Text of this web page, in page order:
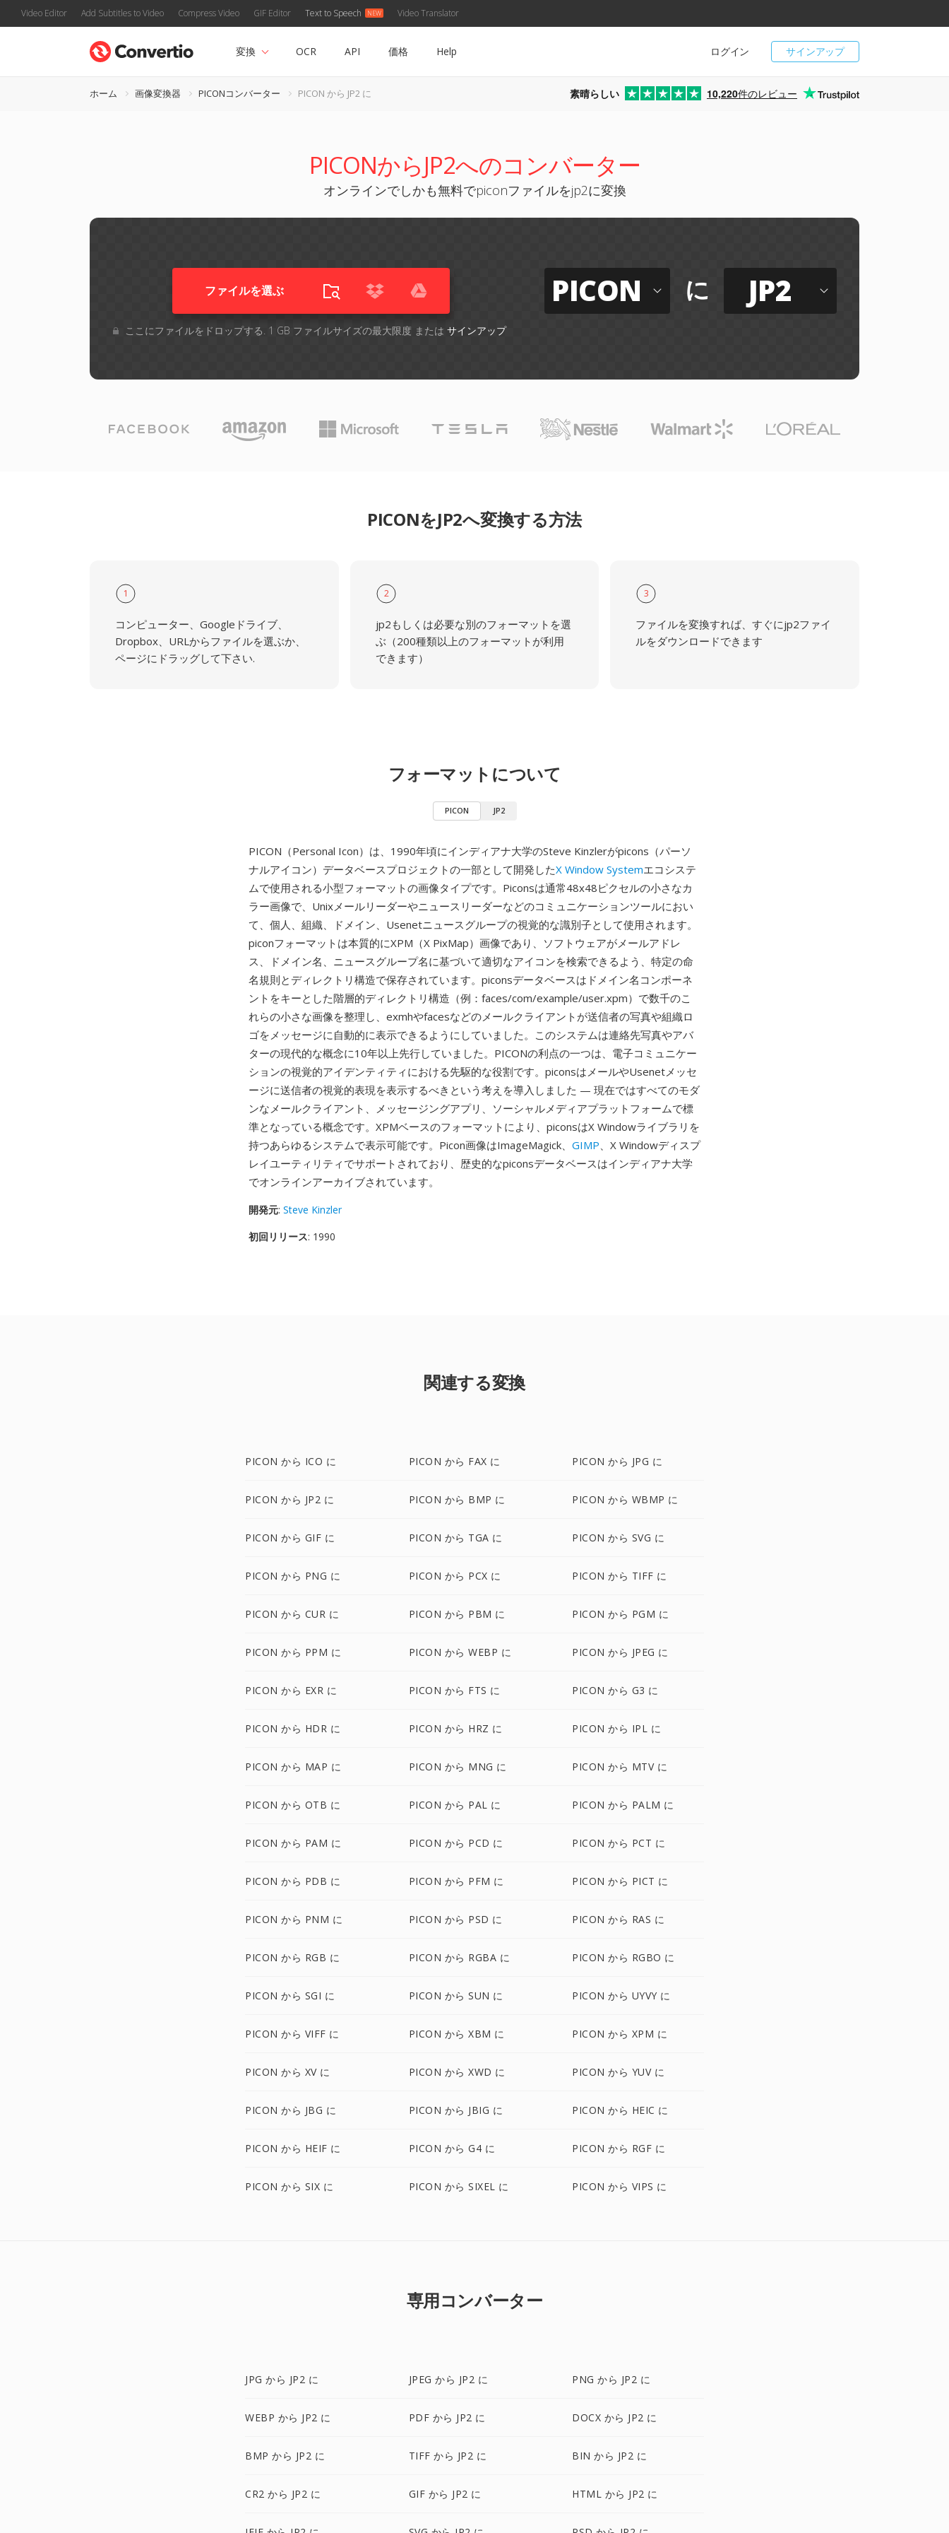
Video Editor Add Subtitles to Video Compress Video GIF Editor Text to Speech Video Translator
サインアップ
ログイン
変換 OCR API 価格 Help
ホーム 画像変換器 PICONコンバーター PICON から JP2 に 素晴らしい 10,220件のレビュー
PICONからJP2へのコンバーター
オンラインでしかも無料でpiconファイルをjp2に変換
ファイルを選ぶ
ここにファイルをドロップする. 1 GB ファイルサイズの最大限度 またはサインアップ
PICON に JP2
PICONをJP2へ変換する方法
1
コンピューター、Googleドライブ、
Dropbox、URLからファイルを選ぶか、
ページにドラッグして下さい.
2
jp2もしくは必要な別のフォーマットを選
ぶ（200種類以上のフォーマットが利用
できます）
3
ファイルを変換すれば、すぐにjp2ファイ
ルをダウンロードできます
フォーマットについて
PICON JP2
PICON（Personal Icon）は、1990年頃にインディアナ大学のSteve Kinzlerがpicons（パーソ
ナルアイコン）データベースプロジェクトの一部として開発したX Window Systemエコシステ
ムで使用される小型フォーマットの画像タイプです。Piconsは通常48x48ピクセルの小さなカ
ラー画像で、Unixメールリーダーやニュースリーダーなどのコミュニケーションツールにおい
て、個人、組織、ドメイン、Usenetニュースグループの視覚的な識別子として使用されます。
piconフォーマットは本質的にXPM（X PixMap）画像であり、ソフトウェアがメールアドレ
ス、ドメイン名、ニュースグループ名に基づいて適切なアイコンを検索できるよう、特定の命
名規則とディレクトリ構造で保存されています。piconsデータベースはドメイン名コンポーネ
ントをキーとした階層的ディレクトリ構造（例：faces/com/example/user.xpm）で数千のこ
れらの小さな画像を整理し、exmhやfacesなどのメールクライアントが送信者の写真や組織ロ
ゴをメッセージに自動的に表示できるようにしていました。このシステムは連絡先写真やアバ
ターの現代的な概念に10年以上先行していました。PICONの利点の一つは、電子コミュニケー
ションの視覚的アイデンティティにおける先駆的な役割です。piconsはメールやUsenetメッセ
ージに送信者の視覚的表現を表示するべきという考えを導入しました — 現在ではすべてのモダ
ンなメールクライアント、メッセージングアプリ、ソーシャルメディアプラットフォームで標
準となっている概念です。XPMベースのフォーマットにより、piconsはX Windowライブラリを
持つあらゆるシステムで表示可能です。Picon画像はImageMagick、 GIMP、X Windowディスプ
レイユーティリティでサポートされており、歴史的なpiconsデータベースはインディアナ大学
でオンラインアーカイブされています。
開発元: Steve Kinzler
初回リリース: 1990
関連する変換
PICON から ICO に PICON から FAX に PICON から JPG に
PICON から JP2 に PICON から BMP に PICON から WBMP に
PICON から GIF に PICON から TGA に PICON から SVG に
PICON から PNG に PICON から PCX に PICON から TIFF に
PICON から CUR に PICON から PBM に PICON から PGM に
PICON から PPM に PICON から WEBP に PICON から JPEG に
PICON から EXR に PICON から FTS に PICON から G3 に
PICON から HDR に PICON から HRZ に PICON から IPL に
PICON から MAP に PICON から MNG に PICON から MTV に
PICON から OTB に PICON から PAL に PICON から PALM に
PICON から PAM に PICON から PCD に PICON から PCT に
PICON から PDB に PICON から PFM に PICON から PICT に
PICON から PNM に PICON から PSD に PICON から RAS に
PICON から RGB に PICON から RGBA に PICON から RGBO に
PICON から SGI に PICON から SUN に PICON から UYVY に
PICON から VIFF に PICON から XBM に PICON から XPM に
PICON から XV に PICON から XWD に PICON から YUV に
PICON から JBG に PICON から JBIG に PICON から HEIC に
PICON から HEIF に PICON から G4 に PICON から RGF に
PICON から SIX に PICON から SIXEL に PICON から VIPS に
専用コンバーター
JPG から JP2 に JPEG から JP2 に PNG から JP2 に
WEBP から JP2 に PDF から JP2 に DOCX から JP2 に
BMP から JP2 に TIFF から JP2 に BIN から JP2 に
CR2 から JP2 に GIF から JP2 に HTML から JP2 に